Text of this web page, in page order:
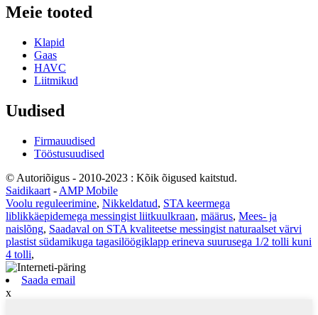
Meie tooted
Klapid
Gaas
HAVC
Liitmikud
Uudised
Firmauudised
Tööstusuudised
© Autoriõigus - 2010-2023 : Kõik õigused kaitstud.
Saidikaart - AMP Mobile
Voolu reguleerimine, Nikkeldatud, STA keermega
liblikkäepidemega messingist liitkuulkraan, määrus, Mees- ja
naislõng, Saadaval on STA kvaliteetse messingist naturaalset värvi
plastist südamikuga tagasilöögiklapp erineva suurusega 1/2 tolli kuni
4 tolli,
Saada email
x